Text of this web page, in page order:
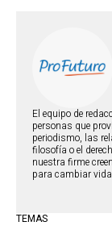
El equipo de
personas que
periodismo, las
filosofía o el
nuestra firme
para cambiar
TEMAS